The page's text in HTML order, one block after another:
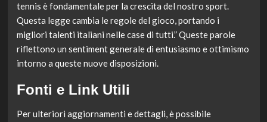
tennis è fondamentale per la crescita del nostro sport.
Questa legge cambia le regole del gioco, portando i
migliori talenti italiani nelle case di tutti.” Queste parole
riflettono un sentiment generale di entusiasmo e ottimismo
intorno a queste nuove disposizioni.
Fonti e Link Utili
Per ulteriori aggiornamenti e dettagli, è possibile